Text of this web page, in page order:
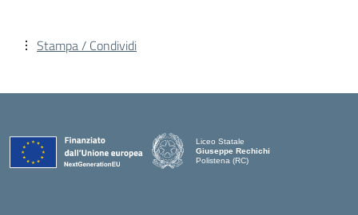
Stampa / Condividi
Liceo Statale
Giuseppe Rechichi
Polistena (RC)